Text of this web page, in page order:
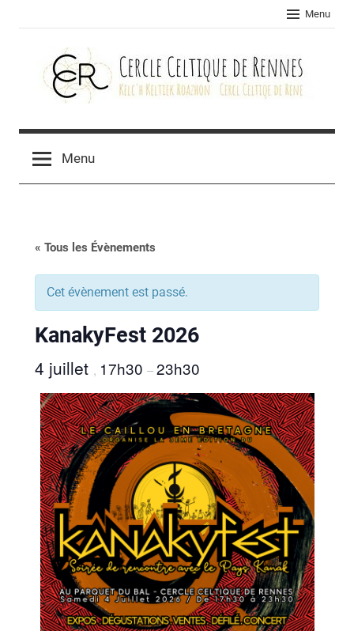
Menu
Cercle
celtique
Rennes
Menu
« Tous les Évènements
Cet évènement est passé.
KanakyFest 2026
4 juillet , 17h30 –23h30